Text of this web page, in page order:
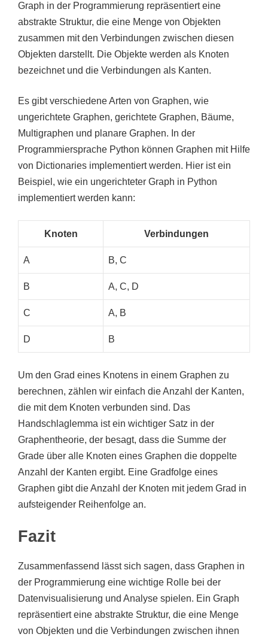
Graph in der Programmierung repräsentiert eine
abstrakte Struktur, die eine Menge von Objekten
zusammen mit den Verbindungen zwischen diesen
Objekten darstellt. Die Objekte werden als Knoten
bezeichnet und die Verbindungen als Kanten.
Es gibt verschiedene Arten von Graphen, wie
ungerichtete Graphen, gerichtete Graphen, Bäume,
Multigraphen und planare Graphen. In der
Programmiersprache Python können Graphen mit Hilfe
von Dictionaries implementiert werden. Hier ist ein
Beispiel, wie ein ungerichteter Graph in Python
implementiert werden kann:
Knoten Verbindungen
A B, C
B A, C, D
C A, B
D B
Um den Grad eines Knotens in einem Graphen zu
berechnen, zählen wir einfach die Anzahl der Kanten,
die mit dem Knoten verbunden sind. Das
Handschlaglemma ist ein wichtiger Satz in der
Graphentheorie, der besagt, dass die Summe der
Grade über alle Knoten eines Graphen die doppelte
Anzahl der Kanten ergibt. Eine Gradfolge eines
Graphen gibt die Anzahl der Knoten mit jedem Grad in
aufsteigender Reihenfolge an.
Fazit
Zusammenfassend lässt sich sagen, dass Graphen in
der Programmierung eine wichtige Rolle bei der
Datenvisualisierung und Analyse spielen. Ein Graph
repräsentiert eine abstrakte Struktur, die eine Menge
von Objekten und die Verbindungen zwischen ihnen